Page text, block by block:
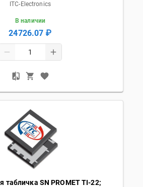
ITC-Electronics
В наличии
24726.07 ₽
табличка SN PROMET TI-22;